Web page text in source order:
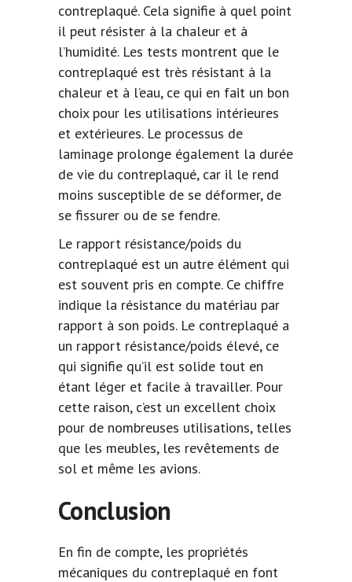
contreplaqué. Cela signifie à quel point
il peut résister à la chaleur et à
l’humidité. Les tests montrent que le
contreplaqué est très résistant à la
chaleur et à l’eau, ce qui en fait un bon
choix pour les utilisations intérieures
et extérieures. Le processus de
laminage prolonge également la durée
de vie du contreplaqué, car il le rend
moins susceptible de se déformer, de
se fissurer ou de se fendre.
Le rapport résistance/poids du
contreplaqué est un autre élément qui
est souvent pris en compte. Ce chiffre
indique la résistance du matériau par
rapport à son poids. Le contreplaqué a
un rapport résistance/poids élevé, ce
qui signifie qu’il est solide tout en
étant léger et facile à travailler. Pour
cette raison, c’est un excellent choix
pour de nombreuses utilisations, telles
que les meubles, les revêtements de
sol et même les avions.
Conclusion
En fin de compte, les propriétés
mécaniques du contreplaqué en font